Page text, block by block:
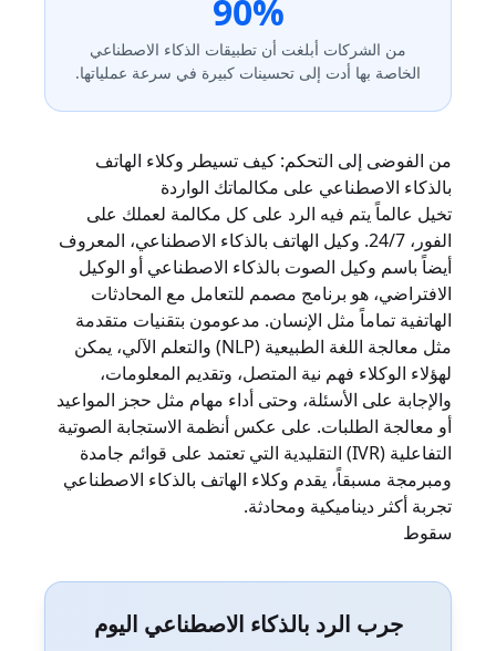
90%
من الشركات أبلغت أن تطبيقات الذكاء الاصطناعي
الخاصة بها أدت إلى تحسينات كبيرة في سرعة عملياتها.
من الفوضى إلى التحكم: كيف تسيطر وكلاء الهاتف
بالذكاء الاصطناعي على مكالماتك الواردة
تخيل عالماً يتم فيه الرد على كل مكالمة لعملك على
الفور، 24/7. وكيل الهاتف بالذكاء الاصطناعي، المعروف
أيضاً باسم وكيل الصوت بالذكاء الاصطناعي أو الوكيل
الافتراضي، هو برنامج مصمم للتعامل مع المحادثات
الهاتفية تماماً مثل الإنسان. مدعومون بتقنيات متقدمة
مثل معالجة اللغة الطبيعية (NLP) والتعلم الآلي، يمكن
لهؤلاء الوكلاء فهم نية المتصل، وتقديم المعلومات،
والإجابة على الأسئلة، وحتى أداء مهام مثل حجز المواعيد
أو معالجة الطلبات. على عكس أنظمة الاستجابة الصوتية
التفاعلية (IVR) التقليدية التي تعتمد على قوائم جامدة
ومبرمجة مسبقاً، يقدم وكلاء الهاتف بالذكاء الاصطناعي
تجربة أكثر ديناميكية ومحادثة.
سقوط
جرب الرد بالذكاء الاصطناعي اليوم